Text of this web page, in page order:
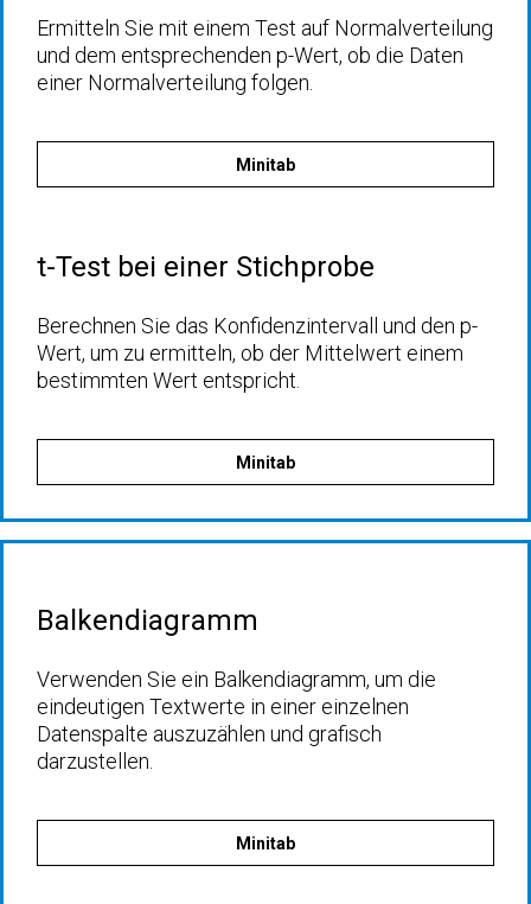
Ermitteln Sie mit einem Test auf Normalverteilung
und dem entsprechenden p-Wert, ob die Daten
einer Normalverteilung folgen.
Minitab
t-Test bei einer Stichprobe
Berechnen Sie das Konfidenzintervall und den p-
Wert, um zu ermitteln, ob der Mittelwert einem
bestimmten Wert entspricht.
Minitab
Balkendiagramm
Verwenden Sie ein Balkendiagramm, um die
eindeutigen Textwerte in einer einzelnen
Datenspalte auszuzählen und grafisch
darzustellen.
Minitab